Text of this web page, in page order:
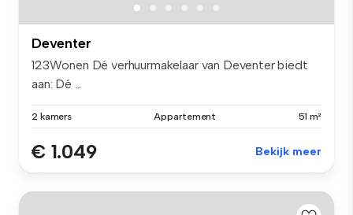
Deventer
123Wonen Dé verhuurmakelaar van Deventer biedt
aan: Dé ...
2 kamers Appartement 51 m²
€ 1.049 Bekijk meer